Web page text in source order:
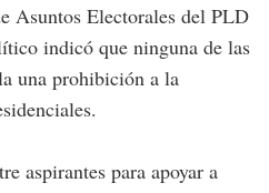
Asuntos Electorales del PLD
indicó que ninguna de las
una prohibición a la
aspirantes para apoyar a